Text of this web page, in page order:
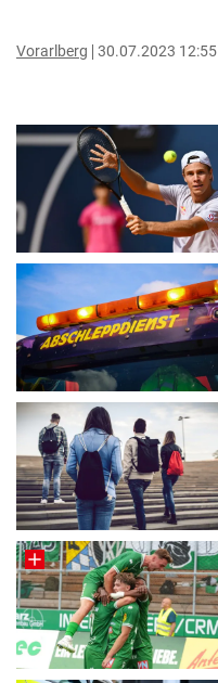
Vorarlberg 30.07.2023 12:55